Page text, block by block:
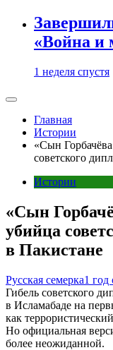
«Война и
1 неделя спустя
Главная
Истории
«Сын
советского
Истории
«Сын
убийца
в Пакистане
Русская семерка1 год
Гибель советского
в Исламабаде на
как
Но официальная
более неожиданной.